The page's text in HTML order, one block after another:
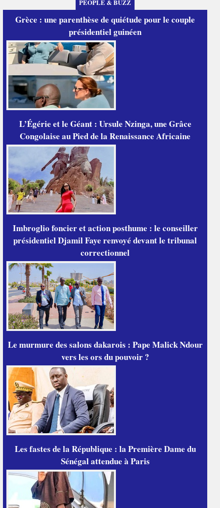
PEOPLE & BUZZ
Grèce : une parenthèse de quiétude pour le couple
présidentiel guinéen
L’Égérie et le Géant : Ursule Nzinga, une Grâce
Congolaise au Pied de la Renaissance Africaine
Imbroglio foncier et action posthume : le conseiller
présidentiel Djamil Faye renvoyé devant le tribunal
correctionnel
Le murmure des salons dakarois : Pape Malick Ndour
vers les ors du pouvoir ?
Les fastes de la République : la Première Dame du
Sénégal attendue à Paris